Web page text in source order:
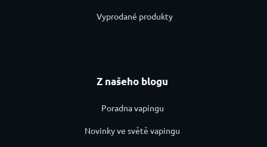
Vyprodané produkty
Z našeho blogu
Poradna vapingu
Novinky ve světě vapingu